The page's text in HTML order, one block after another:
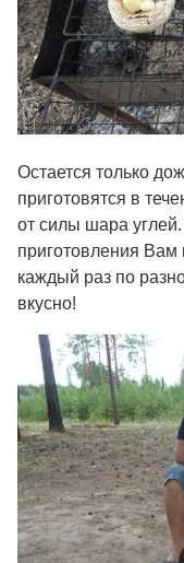
Остается только
приготовятся в
от силы шара
приготовления Вам
каждый раз по
вкусно!